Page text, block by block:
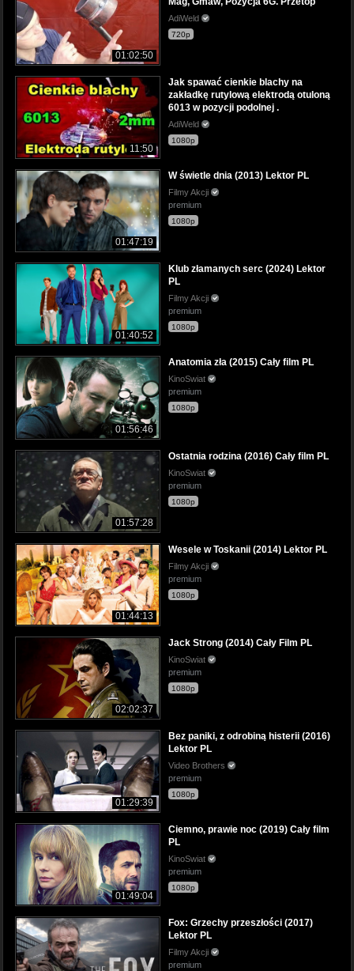
01:02:50
AdiWeld
720p
11:50
Jak spawać cienkie blachy na
zakładkę rutylową elektrodą otuloną
6013 w pozycji podolnej .
AdiWeld
1080p
01:47:19
W świetle dnia (2013) Lektor PL
Filmy Akcji
premium
1080p
01:40:52
Klub złamanych serc (2024) Lektor
PL
Filmy Akcji
premium
1080p
01:56:46
Anatomia zła (2015) Cały film PL
KinoSwiat
premium
1080p
01:57:28
Ostatnia rodzina (2016) Cały film PL
KinoSwiat
premium
1080p
01:44:13
Wesele w Toskanii (2014) Lektor PL
Filmy Akcji
premium
1080p
02:02:37
Jack Strong (2014) Cały Film PL
KinoSwiat
premium
1080p
01:29:39
Bez paniki, z odrobiną histerii (2016)
Lektor PL
Video Brothers
premium
1080p
01:49:04
Ciemno, prawie noc (2019) Cały film
PL
KinoSwiat
premium
1080p
Fox: Grzechy przeszłości (2017)
Lektor PL
Filmy Akcji
premium